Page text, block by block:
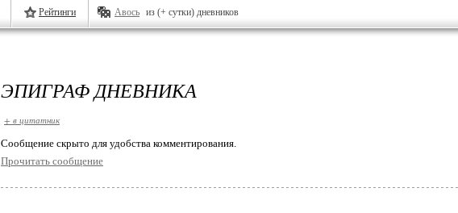
Рейтинги Авось из (+ сутки) дневников
ЭПИГРАФ ДНЕВНИКА
+ в цитатник
Cообщение скрыто для удобства комментирования.
Прочитать сообщение